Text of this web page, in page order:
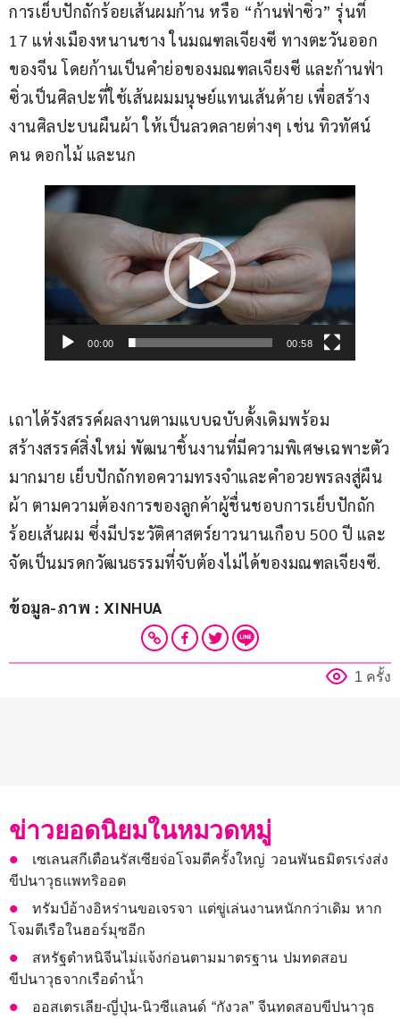
การเย็บปักถักร้อยเส้นผมก้าน หรือ “ก้านฟ่าซิ่ว” รุ่นที่
17 แห่งเมืองหนานชาง ในมณฑลเจียงซี ทางตะวันออก
ของจีน โดยก้านเป็นคำย่อของมณฑลเจียงซี และก้านฟ่า
ซิ่วเป็นศิลปะที่ใช้เส้นผมมนุษย์แทนเส้นด้าย เพื่อสร้าง
งานศิลปะบนผืนผ้า ให้เป็นลวดลายต่างๆ เช่น ทิวทัศน์
คน ดอกไม้ และนก
ตัว
เล่น
ไฟล์
วิดีโอ
00:00 00:58
เถาได้รังสรรค์ผลงานตามแบบฉบับดั้งเดิมพร้อม
สร้างสรรค์สิ่งใหม่ พัฒนาชิ้นงานที่มีความพิเศษเฉพาะตัว
มากมาย เย็บปักถักทอความทรงจำและคำอวยพรลงสู่ผืน
ผ้า ตามความต้องการของลูกค้าผู้ชื่นชอบการเย็บปักถัก
ร้อยเส้นผม ซึ่งมีประวัติศาสตร์ยาวนานเกือบ 500 ปี และ
จัดเป็นมรดกวัฒนธรรมที่จับต้องไม่ได้ของมณฑลเจียงซี.
ข้อมูล-ภาพ : XINHUA
1 ครั้ง
ข่าวยอดนิยมในหมวดหมู่
เซเลนสกีเตือนรัสเซียจ่อโจมตีครั้งใหญ่ วอนพันธมิตรเร่งส่ง
ขีปนาวุธแพทริออต
ทรัมป์อ้างอิหร่านขอเจรจา แต่ขู่เล่นงานหนักกว่าเดิม หาก
โจมตีเรือในฮอร์มุซอีก
สหรัฐตำหนิจีนไม่แจ้งก่อนตามมาตรฐาน ปมทดสอบ
ขีปนาวุธจากเรือดำน้ำ
ออสเตรเลีย-ญี่ปุ่น-นิวซีแลนด์ “กังวล” จีนทดสอบขีปนาวุธ